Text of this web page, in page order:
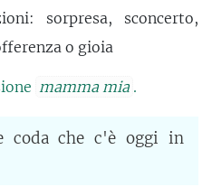
sorpresa, sconcerto,
o gioia
mamma mia .
coda che c'è oggi in